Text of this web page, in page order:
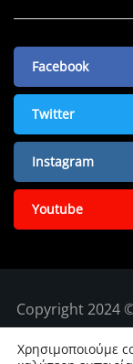
Facebook
Twitter
Instagram
Youtube
Copyright 2024
Χρησιμοποιούμε